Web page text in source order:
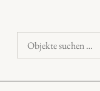
Objekte
suchen